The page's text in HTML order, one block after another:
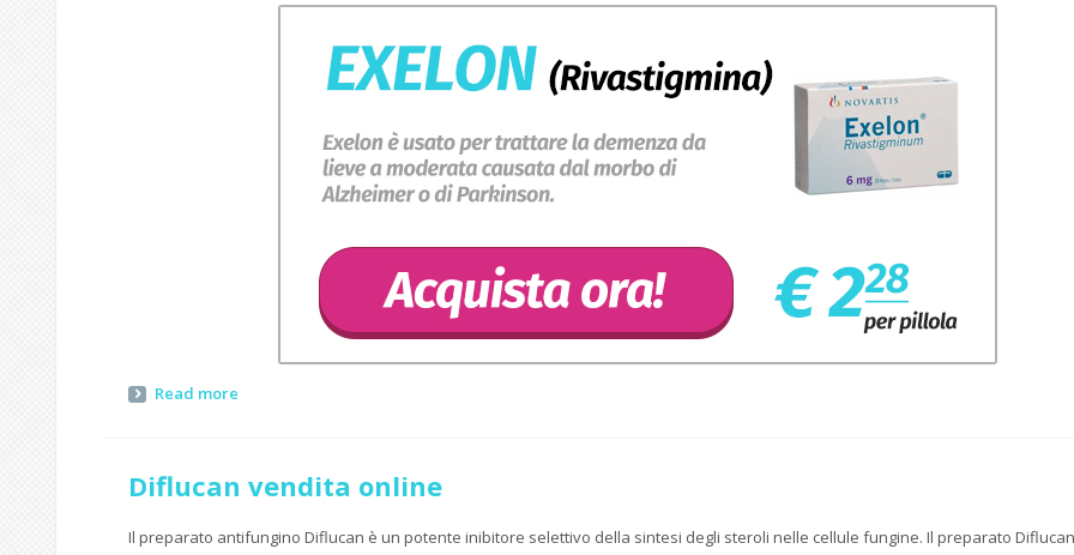
Read more
Diflucan vendita online
Il preparato antifungino Diflucan è un potente inibitore selettivo della sintesi degli steroli nelle cellule fungine. Il preparato